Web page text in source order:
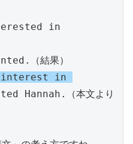
interest in
Hannah.（本文より